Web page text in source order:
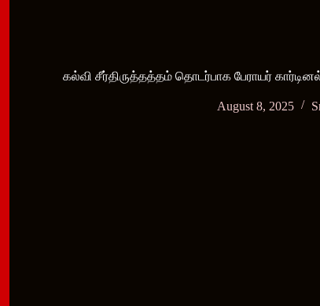
கல்வி சீர்திருத்தத்தம் தொடர்பாக பேராயர்
August 8, 2025